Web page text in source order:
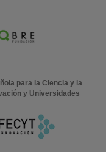
para la Ciencia y la
y Universidades